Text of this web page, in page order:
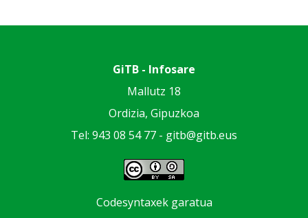
GiTB - Infosare
Mallutz 18
Ordizia, Gipuzkoa
Tel: 943 08 54 77 - gitb@gitb.eus
Codesyntaxek garatua